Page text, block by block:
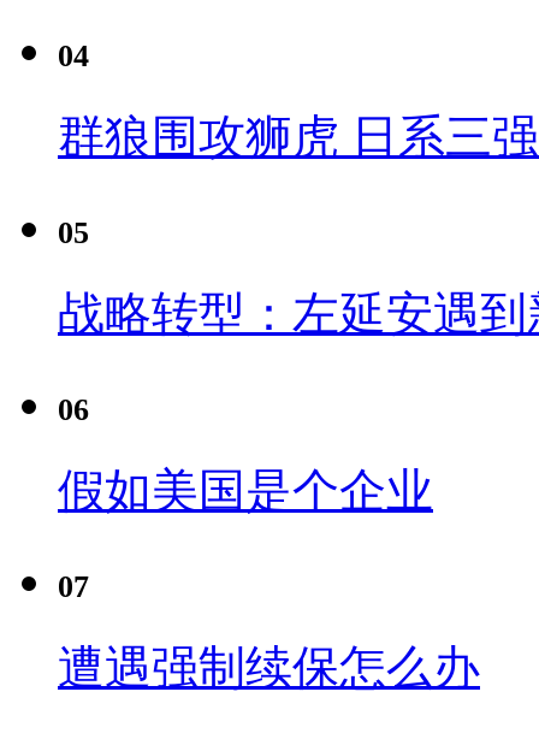
04
群狼围攻狮虎 日系三
05
战略转型：左延安遇
06
假如美国是个企业
07
遭遇强制续保怎么办